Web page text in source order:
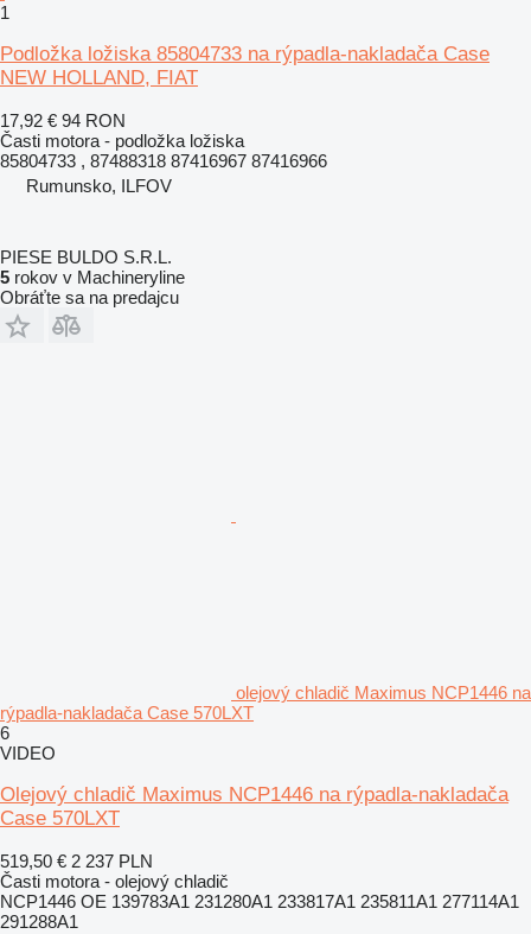
1
Podložka ložiska 85804733 na rýpadla-nakladača Case
NEW HOLLAND, FIAT
17,92 € 94 RON
Časti motora - podložka ložiska
85804733 , 87488318 87416967 87416966
Rumunsko, ILFOV
PIESE BULDO S.R.L.
5 rokov v Machineryline
Obráťte sa na predajcu
olejový chladič Maximus NCP1446 na
rýpadla-nakladača Case 570LXT
6
VIDEO
Olejový chladič Maximus NCP1446 na rýpadla-nakladača
Case 570LXT
519,50 € 2 237 PLN
Časti motora - olejový chladič
NCP1446 OE 139783A1 231280A1 233817A1 235811A1 277114A1
291288A1